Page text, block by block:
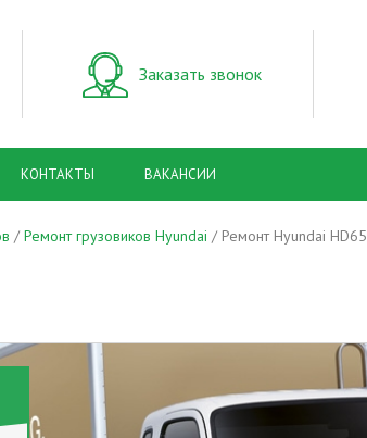
Заказать звонок
КОНТАКТЫ ВАКАНСИИ
Ремонт грузовиков Hyundai Ремонт Hyundai HD65